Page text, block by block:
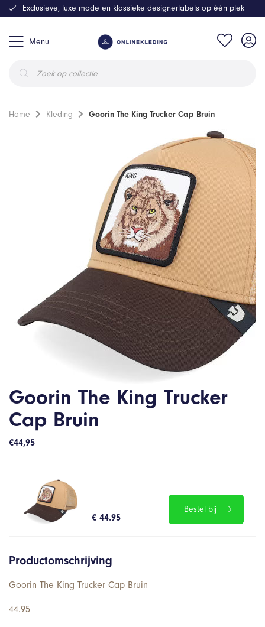
Menu
zoeken
Exclusieve, luxe mode en klassieke designerlabels op één plek
Home Kleding Goorin The King Trucker Cap Bruin
Goorin The King Trucker
Cap Bruin
€44,95
€ 44.95
Bestel bij
Productomschrijving
Goorin The King Trucker Cap Bruin
44.95